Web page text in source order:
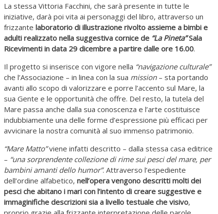
La stessa Vittoria Facchini, che sarà presente in tutte le
iniziative, darà poi vita ai personaggi del libro, attraverso un
frizzante laboratorio di illustrazione rivolto assieme a bimbi e
adulti realizzato nella suggestiva cornice de “La Pineta”Sala
Ricevimenti in data 29 dicembre a partire dalle ore 16.00.
Il progetto si inserisce con vigore nella “navigazione culturale”
che l’Associazione – in linea con la sua mission– sta portando
avanti allo scopo di valorizzare e porre l’accento sul Mare, la
sua Gente e le opportunità che offre. Del resto, la tutela del
Mare passa anche dalla sua conoscenza e l’arte costituisce
indubbiamente una delle forme d’espressione più efficaci per
avvicinare la nostra comunità al suo immenso patrimonio.
“Mare Matto”viene infatti descritto – dalla stessa casa editrice
– “una sorprendente collezione di rime sui pesci del mare, per
bambini amanti dello humor”. Attraverso l’espediente
dell’ordine alfabetico, nell’opera vengono descritti molti dei
pesci che abitano i mari con l’intento di creare suggestive e
immaginifiche descrizioni sia a livello testuale che visivo,